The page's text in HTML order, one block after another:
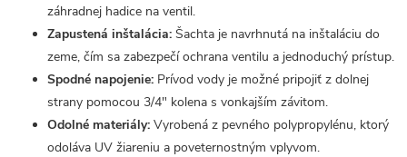
záhradnej hadice na ventil.
Zapustená inštalácia: Šachta je navrhnutá na inštaláciu do
zeme, čím sa zabezpečí ochrana ventilu a jednoduchý prístup.
Spodné napojenie: Prívod vody je možné pripojiť z dolnej
strany pomocou 3/4" kolena s vonkajším závitom.
Odolné materiály: Vyrobená z pevného polypropylénu, ktorý
odoláva UV žiareniu a poveternostným vplyvom.